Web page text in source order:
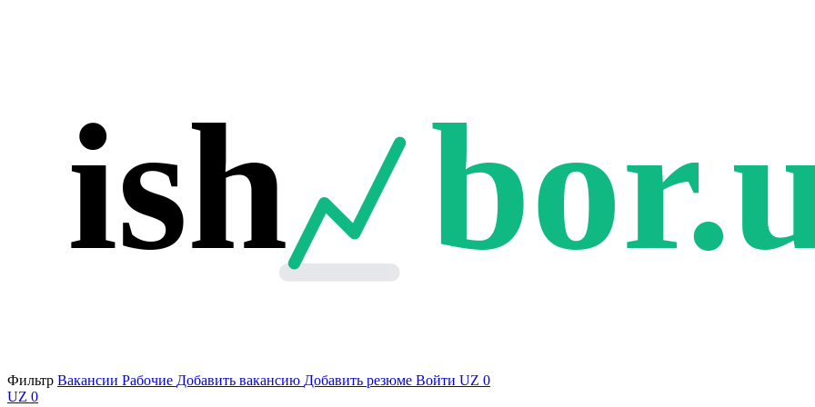
ish
Фильтр Вакансии Рабочие Добавить вакансию Добавить резюме Войти UZ 0
UZ 0